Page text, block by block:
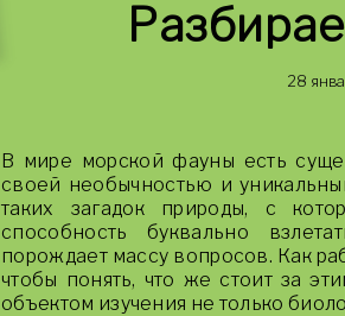
28
В мире морской фауны есть
своей необычностью и
таких загадок природы, с
способность буквально
порождает массу вопросов. Как
чтобы понять, что же стоит за
объектом изучения не только